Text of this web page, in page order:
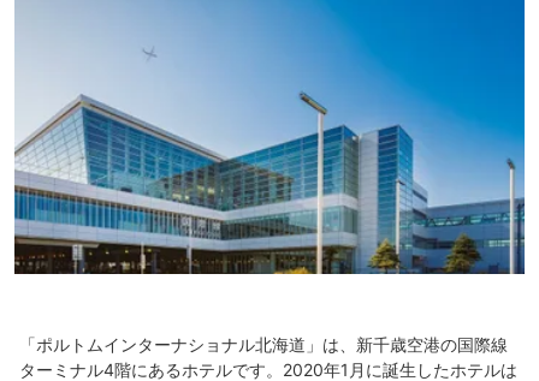
「ポルトムインターナショナル北海道」は、新千歳空港の国際線
ターミナル4階にあるホテルです。2020年1月に誕生したホテルは